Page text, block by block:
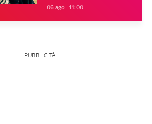
06 ago - 11:00
PUBBLICITÀ